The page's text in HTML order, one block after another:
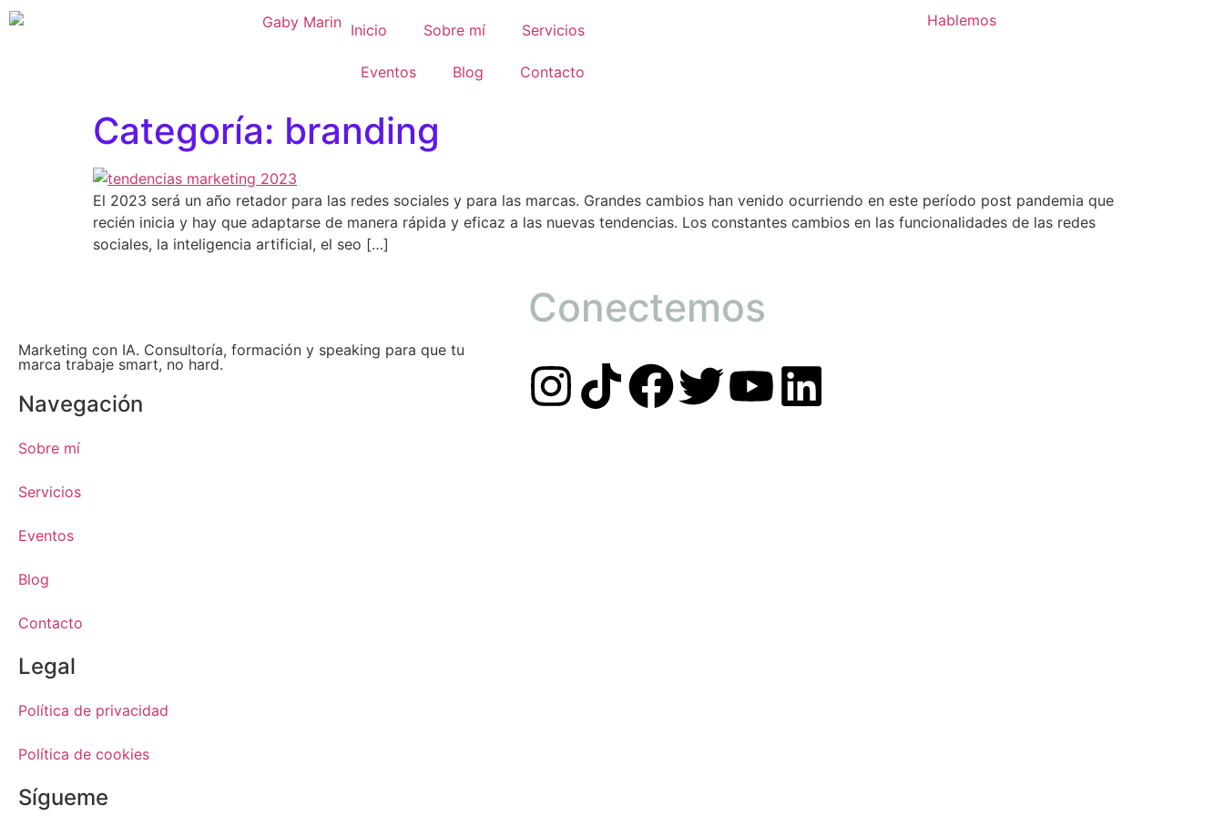
Inicio Sobre mí Servicios
Eventos Blog Contacto
Hablemos
Categoría: branding
El 2023 será un año retador para las redes sociales y para las marcas. Grandes cambios han venido ocurriendo en este período post pandemia que
recién inicia y hay que adaptarse de manera rápida y eficaz a las nuevas tendencias. Los constantes cambios en las funcionalidades de las redes
sociales, la inteligencia artificial, el seo […]
Marketing con IA. Consultoría, formación y speaking para que tu
marca trabaje smart, no hard.
Navegación
Sobre mí
Servicios
Eventos
Blog
Contacto
Legal
Política de privacidad
Política de cookies
Sígueme
Conectemos